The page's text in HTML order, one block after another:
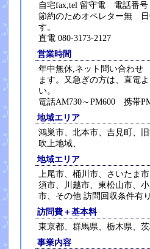
自宅fax,tel 留守電 電話番
節約のためオペレター無 日
す。
直電 080-3173-2127
営業時間
年中無休,ネット問い合わせ
ます。又急ぎの方は、直電
い。
電話AM730～PM600 携帯
地域エリア
鴻巣市、北本市、吉見町、
吹上地域、
地域エリア
上尾市、桶川市、さいたま
須市、川越市、東松山市、
市、その他 訪問回収条件有り
訪問費＋基本料
東京都、群馬県、栃木県、
事業内容